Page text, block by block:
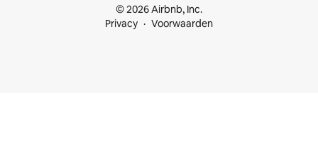
© 2026 Airbnb, Inc.
Privacy
Voorwaarden